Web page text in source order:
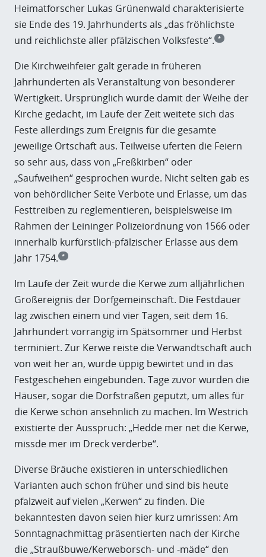
Heimatforscher Lukas Grünenwald charakterisierte
sie Ende des 19. Jahrhunderts als „das fröhlichste
und reichlichste aller pfälzischen Volksfeste“. *
Die Kirchweihfeier galt gerade in früheren
Jahrhunderten als Veranstaltung von besonderer
Wertigkeit. Ursprünglich wurde damit der Weihe der
Kirche gedacht, im Laufe der Zeit weitete sich das
Feste allerdings zum Ereignis für die gesamte
jeweilige Ortschaft aus. Teilweise uferten die Feiern
so sehr aus, dass von „Freßkirben“ oder
„Saufweihen“ gesprochen wurde. Nicht selten gab es
von behördlicher Seite Verbote und Erlasse, um das
Festtreiben zu reglementieren, beispielsweise im
Rahmen der Leininger Polizeiordnung von 1566 oder
innerhalb kurfürstlich-pfälzischer Erlasse aus dem
Jahr 1754. *
Im Laufe der Zeit wurde die Kerwe zum alljährlichen
Großereignis der Dorfgemeinschaft. Die Festdauer
lag zwischen einem und vier Tagen, seit dem 16.
Jahrhundert vorrangig im Spätsommer und Herbst
terminiert. Zur Kerwe reiste die Verwandtschaft auch
von weit her an, wurde üppig bewirtet und in das
Festgeschehen eingebunden. Tage zuvor wurden die
Häuser, sogar die Dorfstraßen geputzt, um alles für
die Kerwe schön ansehnlich zu machen. Im Westrich
existierte der Ausspruch: „Hedde mer net die Kerwe,
missde mer im Dreck verderbe“.
Diverse Bräuche existieren in unterschiedlichen
Varianten auch schon früher und sind bis heute
pfalzweit auf vielen „Kerwen“ zu finden. Die
bekanntesten davon seien hier kurz umrissen: Am
Sonntagnachmittag präsentierten nach der Kirche
die „Straußbuwe/Kerweborsch- und -mäde“ den